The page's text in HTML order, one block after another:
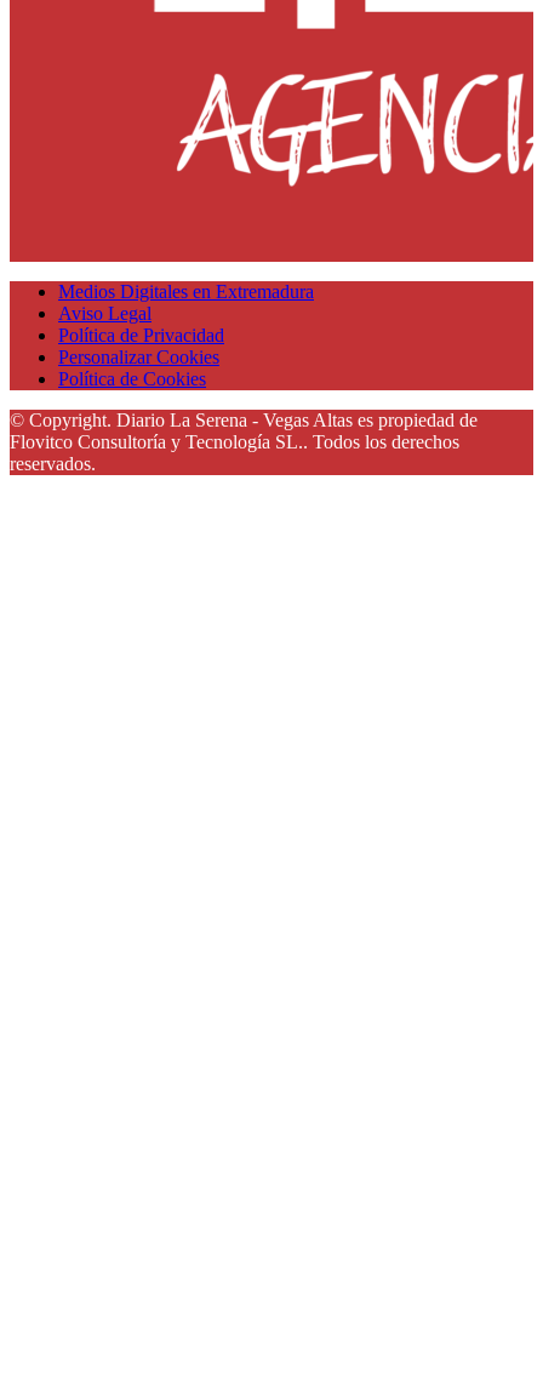
Medios Digitales en Extremadura
Aviso Legal
Política de Privacidad
Personalizar Cookies
Política de Cookies
© Copyright. Diario La Serena - Vegas Altas es propiedad de
Flovitco Consultoría y Tecnología SL.. Todos los derechos
reservados.